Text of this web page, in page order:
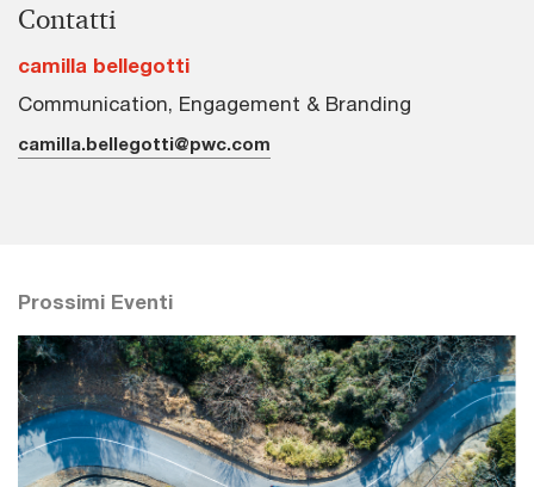
Contatti
camilla bellegotti
Communication, Engagement & Branding
camilla.bellegotti@pwc.com
Prossimi Eventi